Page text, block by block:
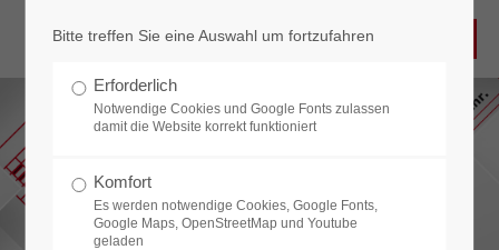
Bitte treffen Sie eine Auswahl um fortzufahren
Erforderlich
Notwendige Cookies und Google Fonts zulassen
damit die Website korrekt funktioniert
Komfort
Es werden notwendige Cookies, Google Fonts,
Google Maps, OpenStreetMap und Youtube
geladen